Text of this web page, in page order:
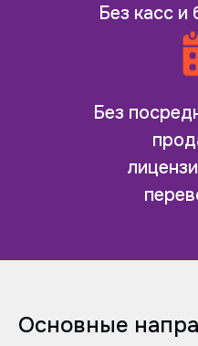
Без касс и
Без
Основные